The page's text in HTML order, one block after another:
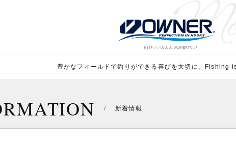
豊かなフィールドで釣りができる喜びを大切に。
/ 新着情報